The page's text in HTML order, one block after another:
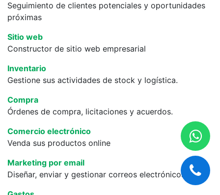
Seguimiento de clientes potenciales y oportunidades
próximas
Sitio web
Constructor de sitio web empresarial
Inventario
Gestione sus actividades de stock y logística.
Compra
Órdenes de compra, licitaciones y acuerdos.
Comercio electrónico
Venda sus productos online
Marketing por email
Diseñar, enviar y gestionar correos electrónicos